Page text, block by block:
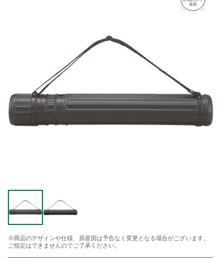
※商品のデザインや仕様、原産国は予告なく変更となる場合がございます。
ご指定はできませんのでご了承ください。